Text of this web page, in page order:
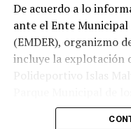
De acuerdo a lo
ante el Ente Municipal
(EMDER), organizmo
incluye la explotación
Polideportivo Islas
A tal efecto, el